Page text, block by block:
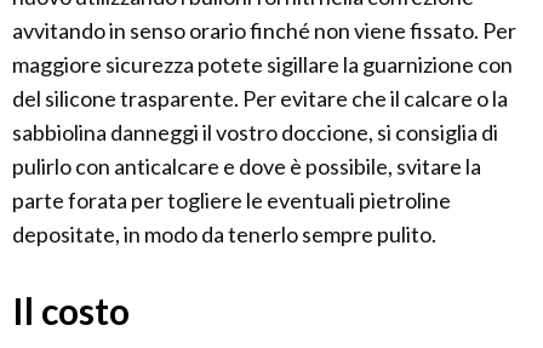
avvitando in senso orario finché non viene fissato. Per
maggiore sicurezza potete sigillare la guarnizione con
del silicone trasparente. Per evitare che il calcare o la
sabbiolina danneggi il vostro doccione, si consiglia di
pulirlo con anticalcare e dove è possibile, svitare la
parte forata per togliere le eventuali pietroline
depositate, in modo da tenerlo sempre pulito.
Il costo